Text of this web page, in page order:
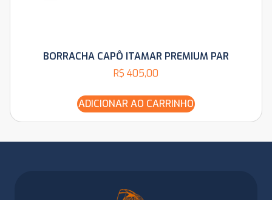
BORRACHA CAPÔ ITAMAR PREMIUM PAR
R$ 405,00
ADICIONAR AO CARRINHO